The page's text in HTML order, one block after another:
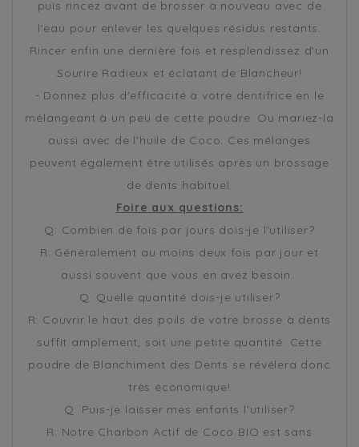
puis rincez avant de brosser à nouveau avec de
l'eau pour enlever les quelques résidus restants.
Rincer enfin une dernière fois et resplendissez d'un
Sourire Radieux et éclatant de Blancheur!
- Donnez plus d'efficacité à votre dentifrice en le
mélangeant à un peu de cette poudre. Ou mariez-la
aussi avec de l'huile de Coco. Ces mélanges
peuvent également être utilisés après un brossage
de dents habituel.
Foire aux questions:
Q: Combien de fois par jours dois-je l'utiliser?
R: Généralement au moins deux fois par jour et
aussi souvent que vous en avez besoin.
Q: Quelle quantité dois-je utiliser?
R: Couvrir le haut des poils de votre brosse à dents
suffit amplement, soit une petite quantité. Cette
poudre de Blanchiment des Dents se révélera donc
très économique!
Q: Puis-je laisser mes enfants l'utiliser?
R: Notre Charbon Actif de Coco BIO est sans